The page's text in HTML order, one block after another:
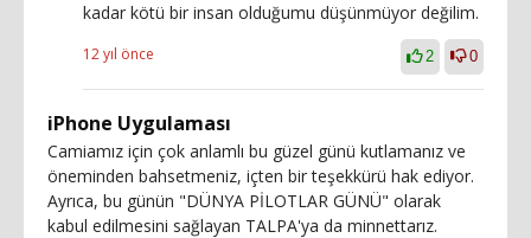
kadar kötü bir insan olduğumu düşünmüyor değilim.
12 yıl önce 2 0
iPhone Uygulaması
Camiamız için çok anlamlı bu güzel günü kutlamanız ve
öneminden bahsetmeniz, içten bir teşekkürü hak ediyor.
Ayrıca, bu günün "DÜNYA PİLOTLAR GÜNÜ" olarak
kabul edilmesini sağlayan TALPA'ya da minnettarız.